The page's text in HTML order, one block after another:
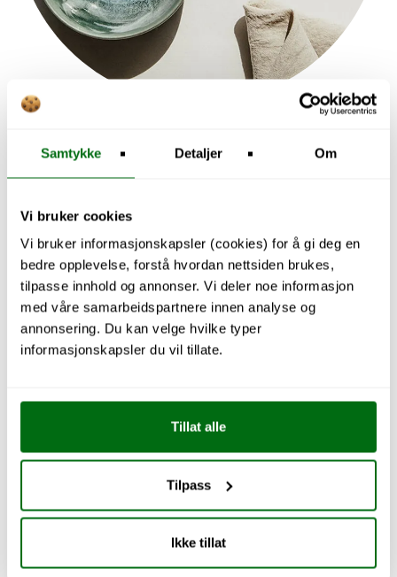
Samtykke Detaljer Om
Vi bruker cookies
Vi bruker informasjonskapsler (cookies) for å gi deg en
bedre opplevelse, forstå hvordan nettsiden brukes,
tilpasse innhold og annonser. Vi deler noe informasjon
med våre samarbeidspartnere innen analyse og
annonsering. Du kan velge hvilke typer
informasjonskapsler du vil tillate.
Tillat alle
Tilpass
Ikke tillat